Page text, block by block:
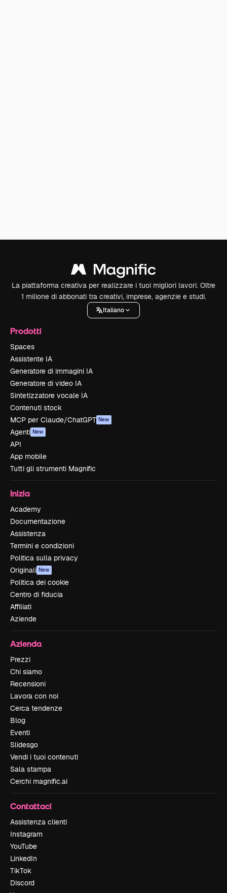
La piattaforma creativa per realizzare i tuoi migliori lavori. Oltre
1 milione di abbonati tra creativi, imprese, agenzie e studi.
Italiano
Prodotti
Spaces
Assistente IA
Generatore di immagini IA
Generatore di video IA
Sintetizzatore vocale IA
Contenuti stock
MCP per Claude/ChatGPT New
Agenti New
API
App mobile
Tutti gli strumenti Magnific
Inizia
Academy
Documentazione
Assistenza
Termini e condizioni
Politica sulla privacy
Originali New
Politica dei cookie
Centro di fiducia
Affiliati
Aziende
Azienda
Prezzi
Chi siamo
Recensioni
Lavora con noi
Cerca tendenze
Blog
Eventi
Slidesgo
Vendi i tuoi contenuti
Sala stampa
Cerchi magnific.ai
Contattaci
Assistenza clienti
Instagram
YouTube
LinkedIn
TikTok
Discord